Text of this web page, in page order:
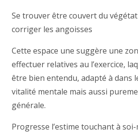
Se trouver être couvert du
corriger les angoisses
Cette espace une suggère une
effectuer relatives au l’exercice,
être bien entendu, adapté à dans
vitalité mentale mais aussi
générale.
Progresse l’estime touchant à soi-